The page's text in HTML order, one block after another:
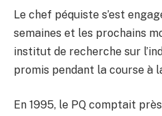
Le chef péquiste s’est
semaines et les prochains
institut de recherche sur
promis pendant la course à
En 1995, le PQ comptait